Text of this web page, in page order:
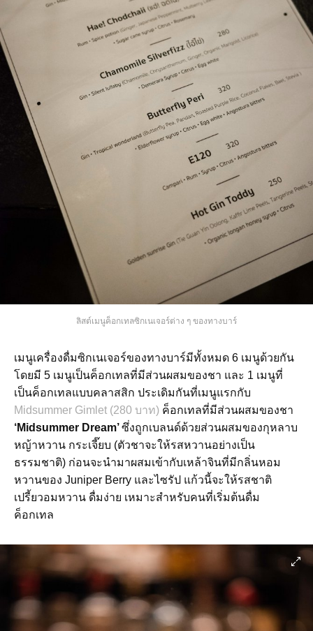
ลิสต์เมนูค็อกเทลซิกเนเจอร์ต่าง ๆ ของทางบาร์
เมนูเครื่องดื่มซิกเนเจอร์ของทางบาร์มีทั้งหมด 6 เมนูด้วยกัน
โดยมี 5 เมนูเป็นค็อกเทลที่มีส่วนผสมของชา และ 1 เมนูที่
เป็นค็อกเทลแบบคลาสสิก ประเดิมกันที่เมนูแรกกับ
Midsummer Gimlet (280 บาท) ค็อกเทลที่มีส่วนผสมของชา
‘Midsummer Dream’ซึ่งถูกเบลนด์ด้วยส่วนผสมของกุหลาบ
หญ้าหวาน กระเจี๊ยบ (ตัวชาจะให้รสหวานอย่างเป็น
ธรรมชาติ) ก่อนจะนำมาผสมเข้ากับเหล้าจินที่มีกลิ่นหอม
หวานของ Juniper Berry และไซรัป แก้วนี้จะให้รสชาติ
เปรี้ยวอมหวาน ดื่มง่าย เหมาะสำหรับคนที่เริ่มต้นดื่ม
ค็อกเทล